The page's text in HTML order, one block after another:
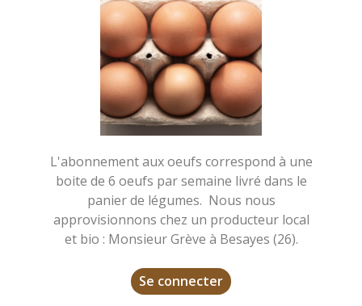
L'abonnement aux oeufs correspond à une
boite de 6 oeufs par semaine livré dans le
panier de légumes. Nous nous
approvisionnons chez un producteur local
et bio : Monsieur Grève à Besayes (26).
Se connecter